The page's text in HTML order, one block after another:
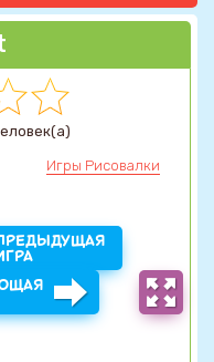
Игры Рисовалки